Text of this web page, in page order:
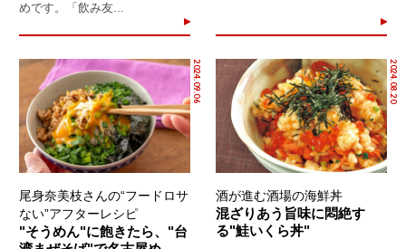
めです。「飲み友...
2024.09.06
尾身奈美枝さんの“フードロサ
ない”アフターレシピ
"そうめん"に飽きたら、"台
2024.08.20
酒が進む酒場の海鮮丼
混ざりあう旨味に悶絶す
る"鮭いくら丼"